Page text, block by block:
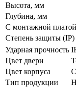
Высота, мм
Глубина, мм
С монтажной
Степень защиты (IP)
Ударная прочность
Цвет двери
Цвет корпуса
Тип продукции